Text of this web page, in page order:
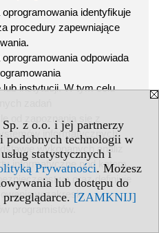
z o.o. i jej partnerzy
podobnych technologii w
statystycznych i
Prywatności. Możesz
lub dostępu do
[ZAMKNIJ]
identyfikuje
procedury zapewniające
odpowiada
instytucji. W tym celu
od zapoznania się z
informatycznych.
wykonanych analiz
informatyczne pod kątem
oraz definiuje
w zakresie